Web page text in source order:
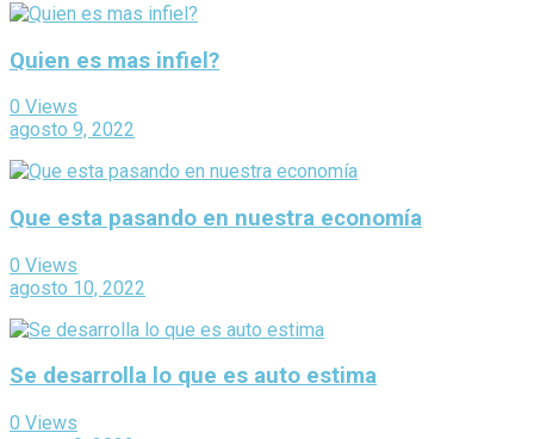
Quien es mas infiel?
0 Views
agosto 9, 2022
Que esta pasando en nuestra economía
0 Views
agosto 10, 2022
Se desarrolla lo que es auto estima
0 Views